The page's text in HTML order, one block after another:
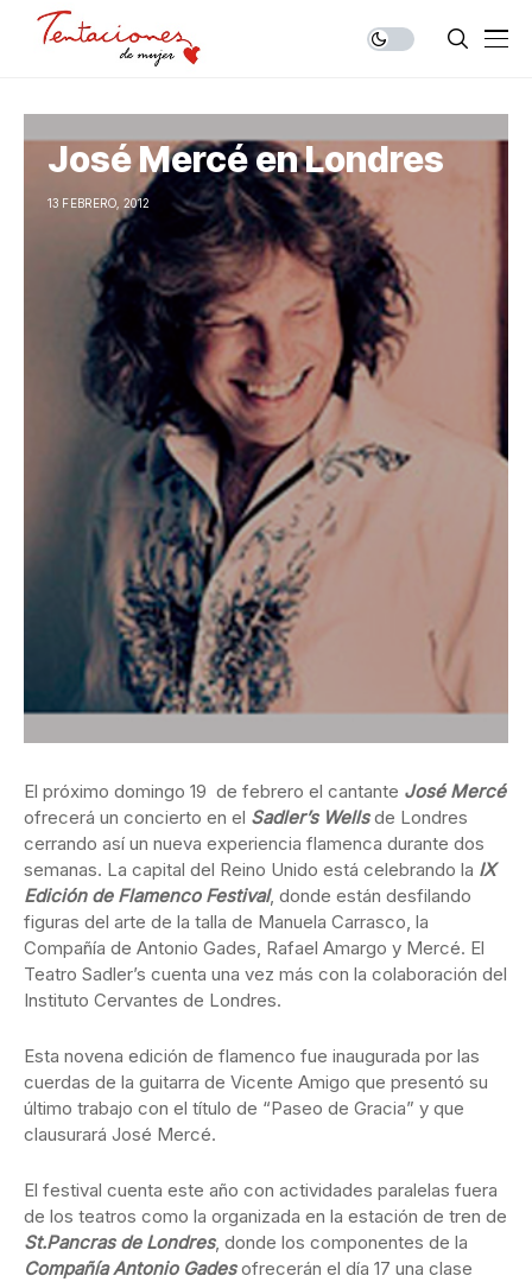
José Mercé en Londres
13 FEBRERO, 2012
El próximo domingo 19 de febrero el cantante José Mercé
ofrecerá un concierto en el Sadler’s Wellsde Londres
cerrando así un nueva experiencia flamenca durante dos
semanas. La capital del Reino Unido está celebrando la IX
Edición de Flamenco Festival, donde están desfilando
figuras del arte de la talla de Manuela Carrasco, la
Compañía de Antonio Gades, Rafael Amargo y Mercé. El
Teatro Sadler’s cuenta una vez más con la colaboración del
Instituto Cervantes de Londres.
Esta novena edición de flamenco fue inaugurada por las
cuerdas de la guitarra de Vicente Amigo que presentó su
último trabajo con el título de “Paseo de Gracia” y que
clausurará José Mercé.
El festival cuenta este año con actividades paralelas fuera
de los teatros como la organizada en la estación de tren de
St.Pancras de Londres, donde los componentes de la
Compañía Antonio Gadesofrecerán el día 17 una clase